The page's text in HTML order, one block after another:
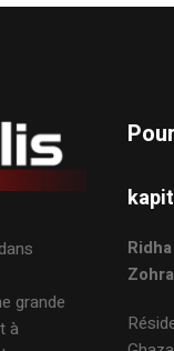
grande
à